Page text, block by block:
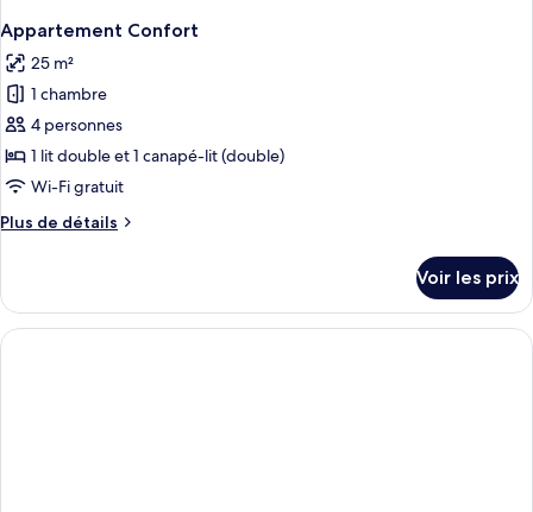
Appartement Confort
25 m²
1 chambre
4 personnes
1 lit double et 1 canapé-lit (double)
Wi-Fi gratuit
Plus de détails
Plus
le
type
de
Voir les prix